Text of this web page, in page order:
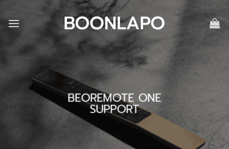
to
content
BEOREMOTE ONE
SUPPORT